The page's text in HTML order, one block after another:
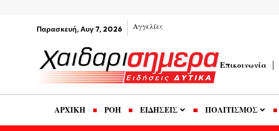
Παρασκευή, Αυγ 7, 2026 Αγγελίες
Επικοινωνία
ΑΡΧΙΚΗ ΡΟΗ ΕΙΔΗΣΕΙΣ ΠΟΛΙΤΙΣΜΟΣ